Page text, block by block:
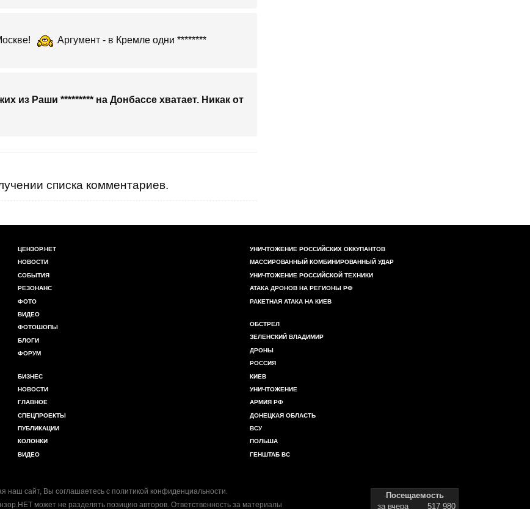
Аргумент - в Кремле одни ********
из Раши ********* на Донбассе хватает. Никак от
списка комментариев.
ЦЕНЗОР.НЕТ
НОВОСТИ
СОБЫТИЯ
РЕЗОНАНС
ФОТО
ВИДЕО
ФОТОШОПЫ
БЛОГИ
ФОРУМ
БИЗНЕС
НОВОСТИ
ГЛАВНОЕ
СПЕЦПРОЕКТЫ
ПУБЛИКАЦИИ
КОЛОНКИ
ВИДЕО
УНИЧТОЖЕНИЕ РОССИЙСКИХ ОККУПАНТОВ
МАССИРОВАННЫЙ КОМБИНИРОВАННЫЙ УДАР
УНИЧТОЖЕНИЕ РОССИЙСКОЙ ТЕХНИКИ
АТАКА ДРОНОВ НА РЕГИОНЫ РФ
РАКЕТНАЯ АТАКА НА КИЕВ
ОБСТРЕЛ
ЗЕЛЕНСКИЙ ВЛАДИМИР
ДРОНЫ
РОССИЯ
КИЕВ
УНИЧТОЖЕНИЕ
АРМИЯ РФ
ДОНЕЦКАЯ ОБЛАСТЬ
ВСУ
ПОЛЬША
ГЕНШТАБ ВС
наш сайт, Вы соглашаетесь с политикой конфиденциальности.
может не разделять позицию авторов. Ответственность за материалы
Посещаемость
за вчера
517 980